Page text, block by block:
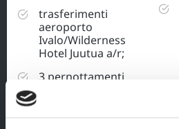
trasferimenti
aeroporto
Ivalo/Wilderness
Hotel Juutua a/r;
3 pernottamenti
camera standard